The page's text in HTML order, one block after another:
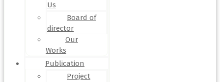
Us
Board of
director
Our
Works
Publication
Project